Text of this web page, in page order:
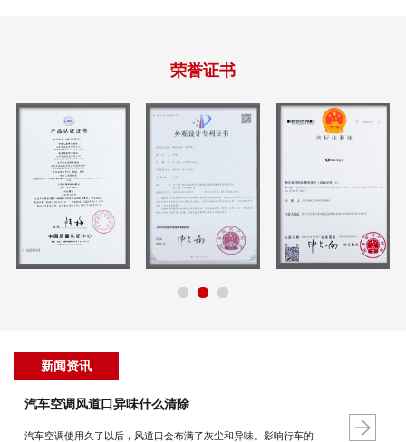
荣誉证书
新闻资讯
汽车空调风道口异味什么清除
汽车空调使用久了以后，风道口会布满了灰尘和异味。影响行车的